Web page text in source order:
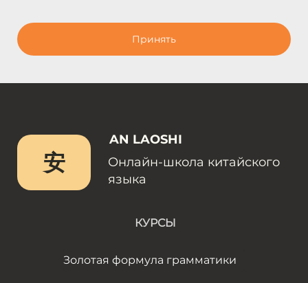
Принять
安
AN LAOSHI
Онлайн-школа китайского
языка
КУРСЫ
Золотая формула грамматики